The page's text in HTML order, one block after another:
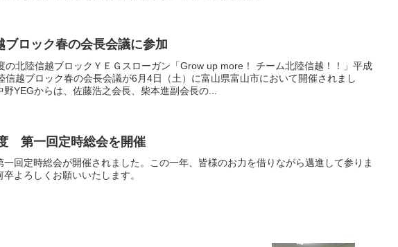
ブロック春の会長会議に参加
の北陸信越ブロックＹＥＧスローガン「Grow up more！ チーム北陸信越！！」平成
信越ブロック春の会長会議が6月4日（土）に富山県富山市において開催されまし
野YEGからは、佐藤浩之会長、柴本進副会長の...
第一回定時総会を開催
一回定時総会が開催されました。この一年、皆様のお力を借りながら邁進して参りま
卒よろしくお願いいたします。